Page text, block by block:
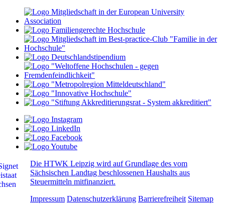
Die HTWK Leipzig wird auf Grundlage des vom
Sächsischen Landtag beschlossenen Haushalts aus
Steuermitteln mitfinanziert.
Impressum Datenschutzerklärung Barrierefreiheit Sitemap